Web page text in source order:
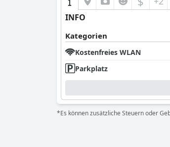
INFO
Kategorien
Kostenfreies WLAN
Parkplatz
*Es können zusätzliche Steuern oder